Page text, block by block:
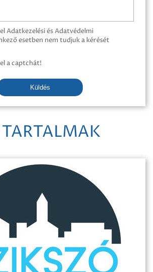
Adatkezelési és Adatvédelmi
esetben nem tudjuk a kérését
a captchát!
Küldés